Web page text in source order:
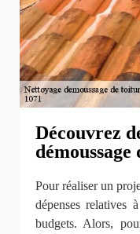
Découvrez
Pour réaliser un
dépenses
budgets. Alors,